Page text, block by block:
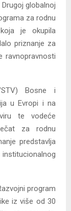
globalnoj
za rodnu
je okupila
priznanje za
ravnopravnosti
Bosne i
u Evropi i na
te vodeće
za rodnu
predstavlja
program
iz više od 30